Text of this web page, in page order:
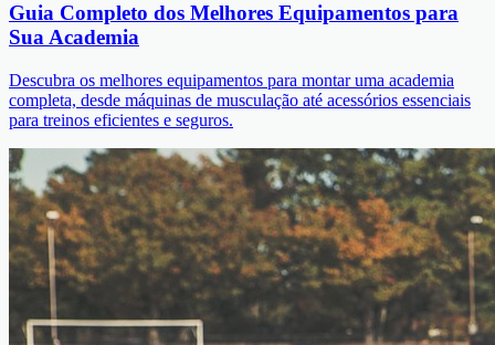
Guia Completo dos Melhores Equipamentos para
Sua Academia
Descubra os melhores equipamentos para montar uma academia
completa, desde máquinas de musculação até acessórios essenciais
para treinos eficientes e seguros.